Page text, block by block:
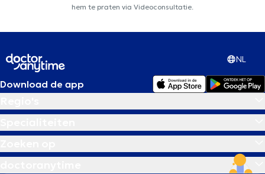
hem te praten via Videoconsultatie.
NL
Download de app